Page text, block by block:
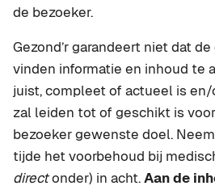
de bezoeker.
Gezond’r garandeert niet dat
vinden informatie en inhoud te
juist, compleet of actueel is
zal leiden tot of geschikt is
bezoeker gewenste doel.
tijde het voorbehoud bij
directonder) in acht.Aan de